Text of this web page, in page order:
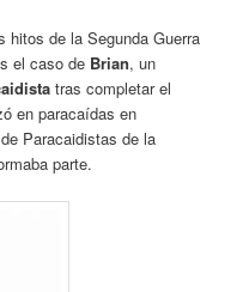
hitos de la Segunda Guerra
el caso de Brian, un
tras completar el
en paracaídas en
Paracaidistas de la
parte.